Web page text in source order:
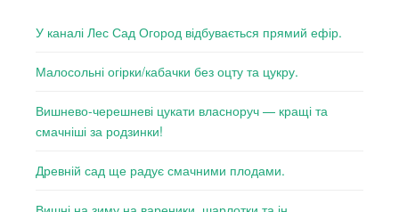
У каналі Лес Сад Огород відбувається прямий ефір.
Малосольні огірки/кабачки без оцту та цукру.
Вишнево-черешневі цукати власноруч — кращі та
смачніші за родзинки!
Древній сад ще радує смачними плодами.